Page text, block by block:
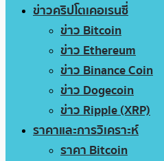
ข่าวคริปโตเคอเรนซี่
ข่าว Bitcoin
ข่าว Ethereum
ข่าว Binance Coin
ข่าว Dogecoin
ข่าว Ripple (XRP)
ราคาและการวิเคราะห์
ราคา Bitcoin